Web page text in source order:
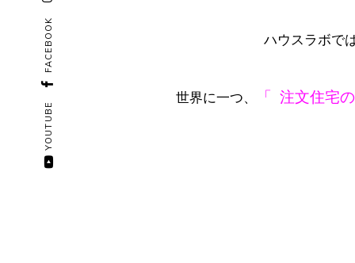
ハウスラボで
世界に一つ、 「 注文住宅
YOUTUBE
FACEBOOK